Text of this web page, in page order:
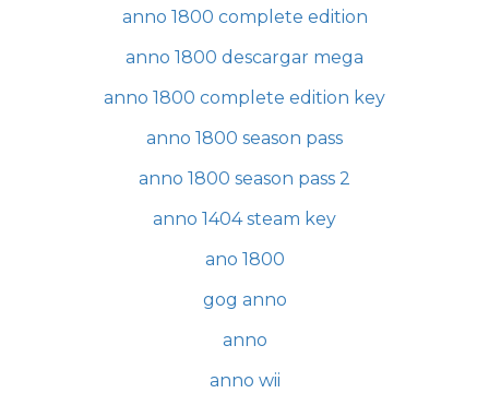
anno 1800 complete edition
anno 1800 descargar mega
anno 1800 complete edition key
anno 1800 season pass
anno 1800 season pass 2
anno 1404 steam key
ano 1800
gog anno
anno
anno wii